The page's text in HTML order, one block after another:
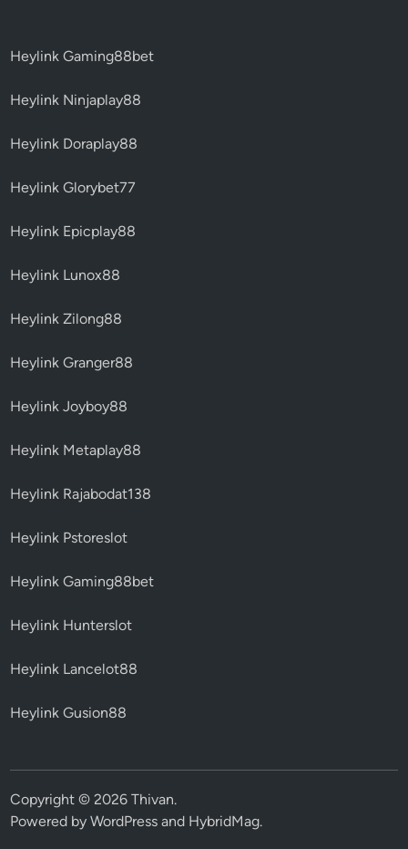
Heylink Gaming88bet
Heylink Ninjaplay88
Heylink Doraplay88
Heylink Glorybet77
Heylink Epicplay88
Heylink Lunox88
Heylink Zilong88
Heylink Granger88
Heylink Joyboy88
Heylink Metaplay88
Heylink Rajabodat138
Heylink Pstoreslot
Heylink Gaming88bet
Heylink Hunterslot
Heylink Lancelot88
Heylink Gusion88
Copyright © 2026Thivan.
Powered byWordPress and HybridMag.